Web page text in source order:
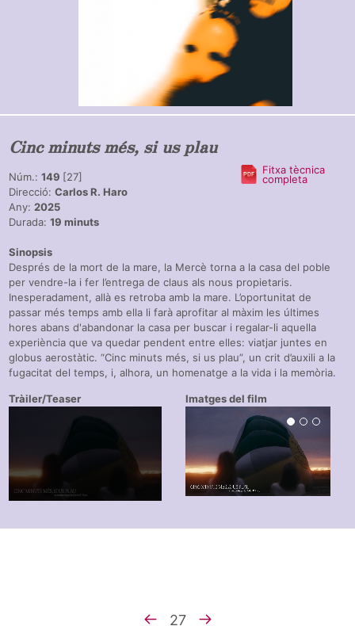
Fitxa tècnica
completa
Cinc minuts més, si us plau
Núm.: 149 [27]
Direcció: Carlos R. Haro
Any: 2025
Durada: 19 minuts
Sinopsis
Després de la mort de la mare, la Mercè torna a la casa del poble
per vendre-la i fer l’entrega de claus als nous propietaris.
Inesperadament, allà es retroba amb la mare. L’oportunitat de
passar més temps amb ella li farà aprofitar al màxim les últimes
hores abans d'abandonar la casa per buscar i regalar-li aquella
experiència que va quedar pendent entre elles: viatjar juntes en
globus aerostàtic. “Cinc minuts més, si us plau”, un crit d’auxili a la
fugacitat del temps, i, alhora, un homenatge a la vida i la memòria.
Tràiler/Teaser Imatges del film
27